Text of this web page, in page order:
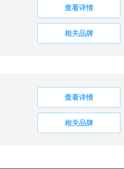
查看详情
相关品牌
查看详情
相关品牌